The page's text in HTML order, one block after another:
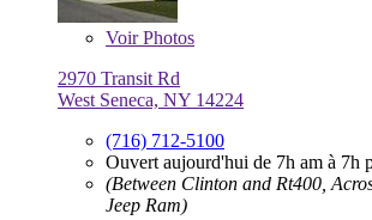
VoirPhotos
2970 Transit Rd
West Seneca, NY 14224
(716) 712-5100
Ouvert aujourd'hui de 7h am à 7h
(Between Clinton and Rt400,
Jeep Ram)